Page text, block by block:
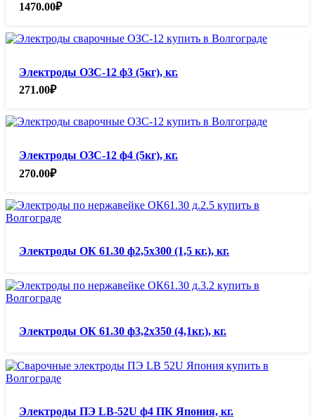
1470.00₽
Электроды ОЗС-12 ф3 (5кг), кг.
271.00₽
Электроды ОЗС-12 ф4 (5кг), кг.
270.00₽
Электроды ОК 61.30 ф2,5х300 (1,5 кг.), кг.
Электроды ОК 61.30 ф3,2х350 (4,1кг.), кг.
Электроды ПЭ LB-52U ф4 ПК Япония, кг.